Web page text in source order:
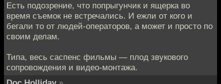
Есть подозрение, что попрыгунчик и ящерка во
время съемок не встречались. И ежли от кого и
бегали то от людей-операторов, а может и просто по
своим делам.
Типа, весь саспенс фильмы — плод звукового
сопровождения и видео-монтажа.